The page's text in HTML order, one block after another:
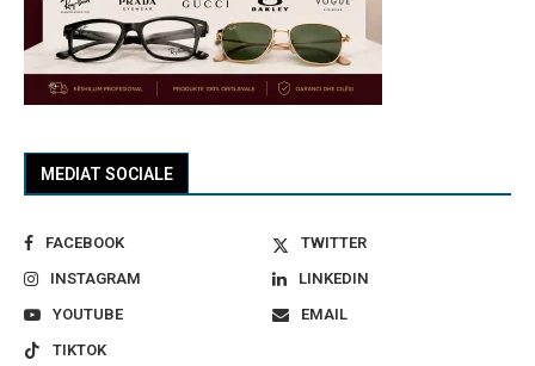
MEDIAT SOCIALE
FACEBOOK
TWITTER
INSTAGRAM
LINKEDIN
YOUTUBE
EMAIL
TIKTOK